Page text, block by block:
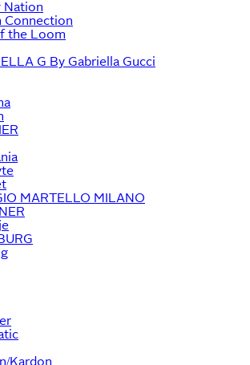
Nation
Connection
the Loom
G By Gabriella Gucci
MARTELLO MILANO
Kardon